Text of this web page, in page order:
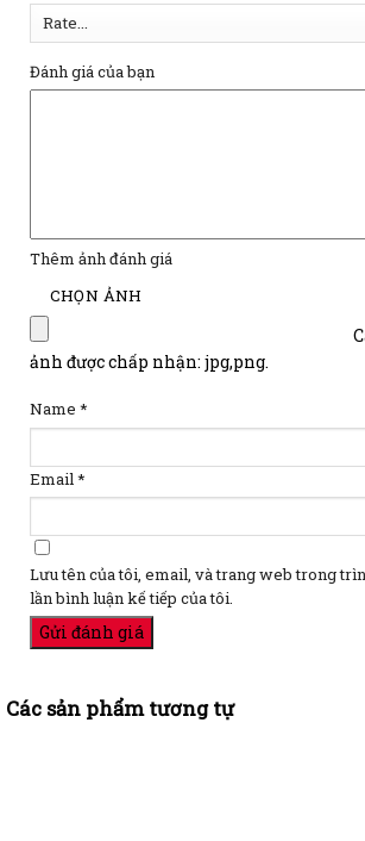
Đánh giá của bạn
Thêm ảnh đánh giá
ảnh được chấp nhận: jpg,png.
Name *
Email*
Lưu tên của tôi, email, và trang web trong
lần bình luận kế tiếp của tôi.
Các sản phẩm tương tự